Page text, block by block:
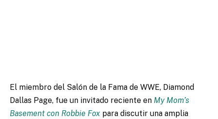
El miembro del Salón de la Fama de WWE, Diamond
Dallas Page, fue un invitado reciente en My Mom’s
Basement con Robbie Fox para discutir una amplia